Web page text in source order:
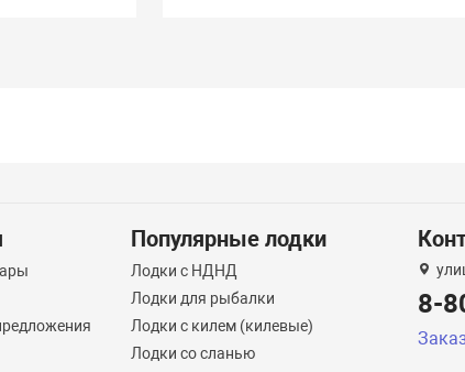
Популярные лодки
Лодки с НДНД
Лодки для рыбалки
Лодки с килем (килевые)
Лодки со сланью
8-